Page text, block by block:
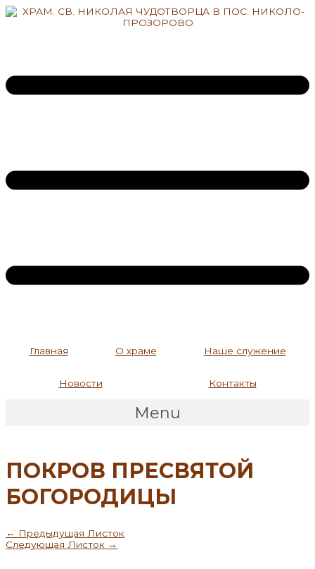
Перейти
Главная О храме Наше служение
Новости Контакты
Menu
ПОКРОВ ПРЕСВЯТОЙ
БОГОРОДИЦЫ
Навигация
по
← Предыдущая Листок
Следующая Листок →